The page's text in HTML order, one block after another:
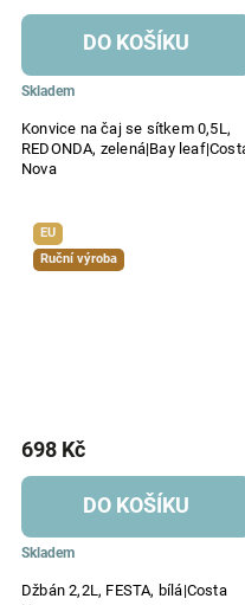
Konvice na čaj se sítkem 0,5L,
REDONDA, zelená|Bay
Nova
Skladem
DO KOŠÍKU
EU
Ruční výroba
Džbán 2,2L, FESTA, bílá|Costa
Skladem
698 Kč
DO KOŠÍKU